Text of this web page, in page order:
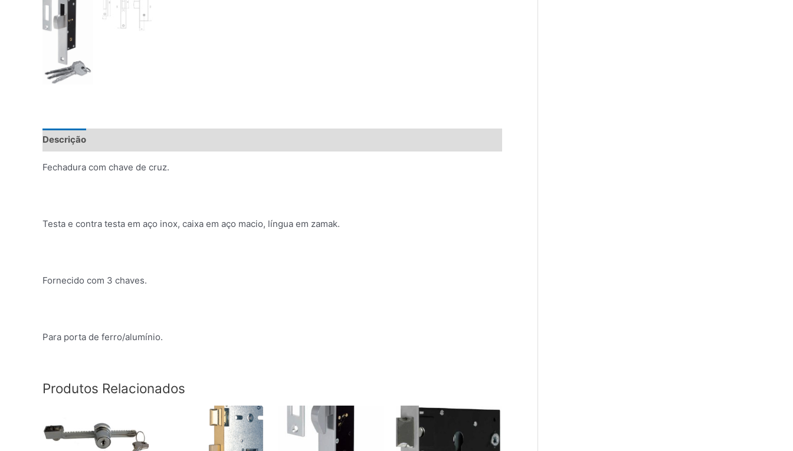
Descrição
Fechadura com chave de cruz.
Testa e contra testa em aço inox, caixa em aço macio, língua em zamak.
Fornecido com 3 chaves.
Para porta de ferro/alumínio.
Produtos Relacionados